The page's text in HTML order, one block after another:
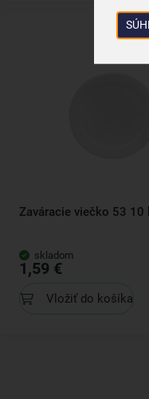
Zaváracie viečko 53 10
skladom
1,59 €
Vložiť do košíka